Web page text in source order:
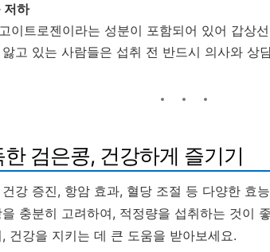
저하
이트로젠이라는 성분이 포함되어 있어 갑상
고 있는 사람들은 섭취 전 반드시 의사와 상
검은콩, 건강하게 즐기기
강 증진, 항암 효과, 혈당 조절 등 다양한 효
충분히 고려하여, 적정량을 섭취하는 것이
건강을 지키는 데 큰 도움을 받아보세요.